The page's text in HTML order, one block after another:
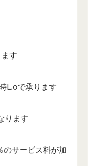
す
L.oで承ります
ります
のサービス料が加